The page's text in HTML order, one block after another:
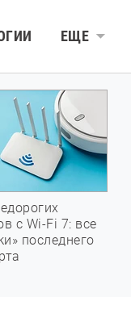
ЕЩЕ
с Wi-Fi 7: все
последнего